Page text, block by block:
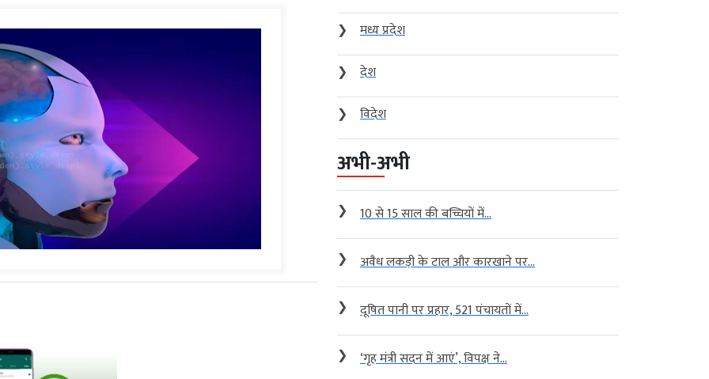
❯
मध्य प्रदेश
❯
देश
❯
विदेश
अभी-अभी
❯ 10 से 15 साल की बच्चियों में...
❯ अवैध लकड़ी के टाल और कारखाने पर...
❯ दूषित पानी पर प्रहार, 521 पंचायतों में...
❯ ‘गृह मंत्री सदन में आएं’, विपक्ष ने...